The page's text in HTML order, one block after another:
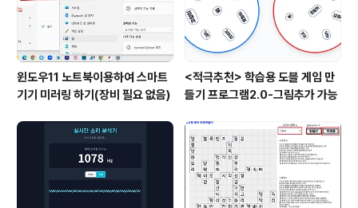
윈도우11 노트북이용하여 스마트
기기 미러링 하기(장비 필요 없음)
<적극추천> 학습용 도블 게임 만
들기 프로그램2.0-그림추가 가능